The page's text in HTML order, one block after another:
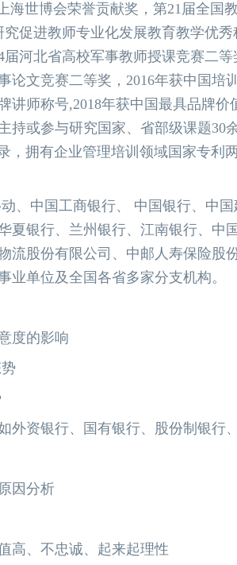
海世博会荣誉贡献奖，第21届全国
促进教师专业化发展教育教学优
河北省高校军事教师授课竞赛二
论文竞赛二等奖，2016年获中国培
师称号,2018年获中国最具品牌价
持或参与研究国家、省部级课题30
，拥有企业管理培训领域国家专利
、中国工商银行、 中国银行、中国
夏银行、兰州银行、江南银行、中
流股份有限公司、中邮人寿保险股
单位及全国各省多家分支机构。
度的影响
资银行、国有银行、股份制银行、
因分析
高、不忠诚、起来起理性